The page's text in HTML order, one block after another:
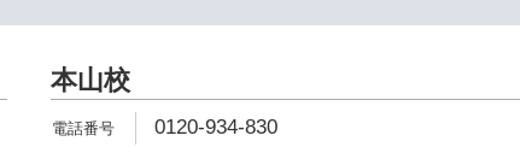
本山校
0120-934-830